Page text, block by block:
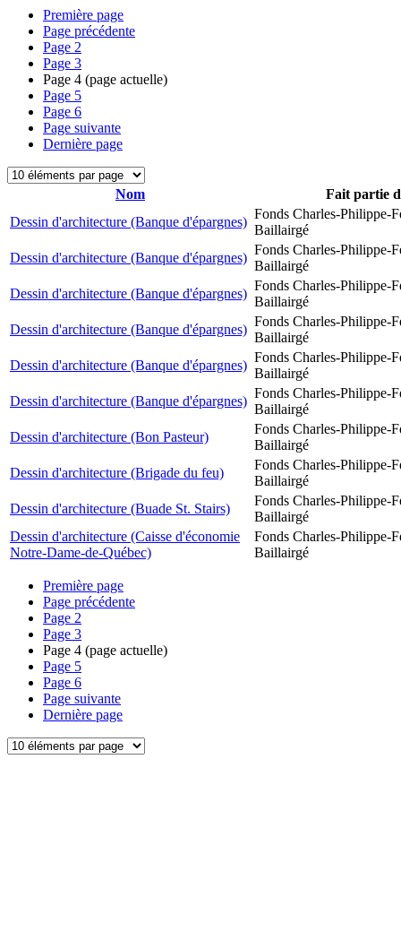
Première page
Page précédente
Page 2
Page 3
Page 4 (page actuelle)
Page 5
Page 6
Page suivante
Dernière page
Nom
Fait partie
Dessin d'architecture (Banque d'épargnes)
Fonds Charles-Philippe-
Baillairgé
Dessin d'architecture (Banque d'épargnes)
Fonds Charles-Philippe-
Baillairgé
Dessin d'architecture (Banque d'épargnes)
Fonds Charles-Philippe-
Baillairgé
Dessin d'architecture (Banque d'épargnes)
Fonds Charles-Philippe-
Baillairgé
Dessin d'architecture (Banque d'épargnes)
Fonds Charles-Philippe-
Baillairgé
Dessin d'architecture (Banque d'épargnes)
Fonds Charles-Philippe-
Baillairgé
Dessin d'architecture (Bon Pasteur)
Fonds Charles-Philippe-
Baillairgé
Dessin d'architecture (Brigade du feu)
Fonds Charles-Philippe-
Baillairgé
Dessin d'architecture (Buade St. Stairs)
Fonds Charles-Philippe-
Baillairgé
Dessin d'architecture (Caisse d'économie
Notre-Dame-de-Québec)
Fonds Charles-Philippe-
Baillairgé
Première page
Page précédente
Page 2
Page 3
Page 4 (page actuelle)
Page 5
Page 6
Page suivante
Dernière page